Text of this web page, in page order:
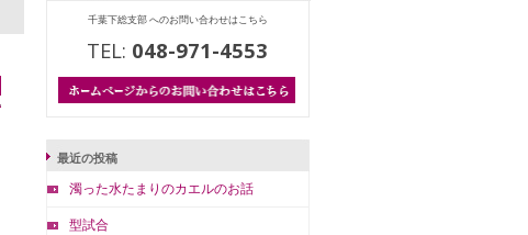
千葉下総支部 へのお問い合わせはこちら
TEL: 048-971-4553
最近の投稿
濁った水たまりのカエルのお話
型試合